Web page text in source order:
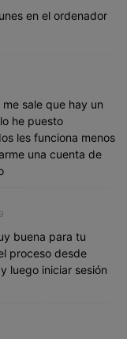
en el ordenador
sale que hay un
he puesto
les funciona menos
una cuenta de
buena para tu
proceso desde
luego iniciar sesión